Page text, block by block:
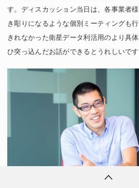
す。ディスカッション当日は、各事業者
き彫りになるような個別ミーティングも
きれなかった衛星データ利活用のより具
ひ突っ込んだお話ができるとうれしいです